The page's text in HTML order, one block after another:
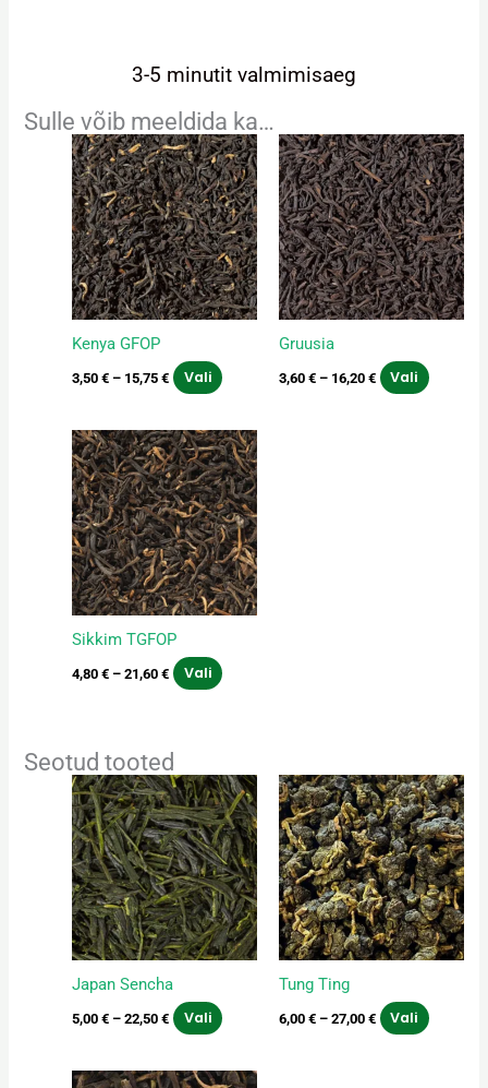
3-5 minutit valmimisaeg
Sulle võib meeldida ka…
Kenya GFOP
3,50€ – 15,75€
Hinnavahemik:
3,50 €
kuni
15,75 €
Vali
Sellel
tootel
on
mitu
varianti.
Valikuid
saab
teha
tootelehel.Gruusia
3,60 € – 16,20 €
Hinnavahemik:
3,60 €
kuni
16,20 €
Vali
Sellel
tootel
on
mitu
varianti.
Valikuid
saab
teha
Sikkim TGFOP
4,80€ – 21,60€
Hinnavahemik:
4,80 €
kuni
21,60 €
Vali
Sellel
tootel
on
mitu
varianti.
Valikuid
saab
teha
Seotud tooted
Japan Sencha
5,00€ – 22,50€
Hinnavahemik:
5,00 €
kuni
22,50 €
Vali
Sellel
tootel
on
mitu
varianti.
Valikuid
saab
teha
tootelehel.Tung Ting
6,00 € – 27,00 €
Hinnavahemik:
6,00 €
kuni
27,00 €
Vali
Sellel
tootel
on
mitu
varianti.
Valikuid
saab
teha
Hinnavahemik:
Sellel